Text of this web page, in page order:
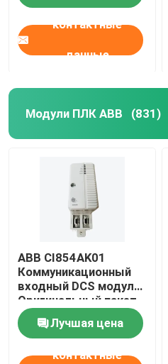
контактные
данные
Модули ПЛК ABB (831)
ABB CI854AK01
Коммуникационный
входный DCS модуль
Оригинальный пакет
Лучшая цена
контактные